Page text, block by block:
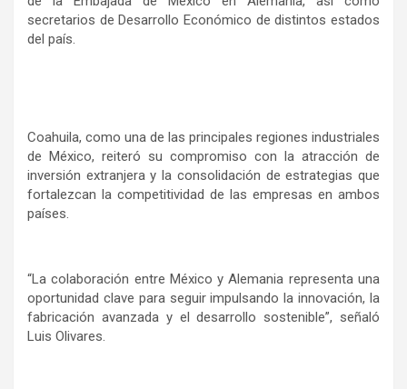
secretarios de Desarrollo Económico de distintos estados
del país.
Coahuila, como una de las principales regiones industriales
de México, reiteró su compromiso con la atracción de
inversión extranjera y la consolidación de estrategias que
fortalezcan la competitividad de las empresas en ambos
países.
“La colaboración entre México y Alemania representa una
oportunidad clave para seguir impulsando la innovación, la
fabricación avanzada y el desarrollo sostenible”, señaló
Luis Olivares.